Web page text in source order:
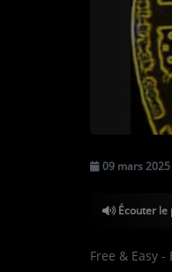
C'EST QUOI CETTE
LES ATELIERS
COMMUNIQUEZ
09 mars
Écouter le
Free & Easy -